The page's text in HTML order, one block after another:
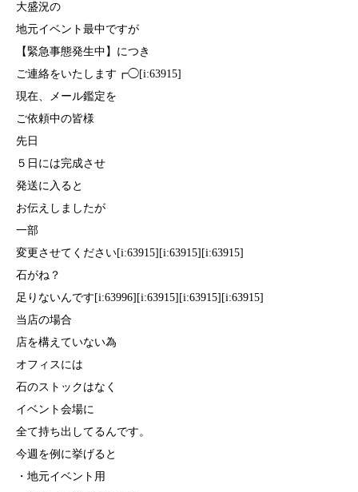
大盛況の
地元イベント最中ですが
【緊急事態発生中】につき
ご連絡をいたします┏◯[i:63915]
現在、メール鑑定を
ご依頼中の皆様
先日
５日には完成させ
発送に入ると
お伝えしましたが
一部
変更させてください[i:63915][i:63915][i:63915]
石がね？
足りないんです[i:63996][i:63915][i:63915][i:63915]
当店の場合
店を構えていない為
オフィスには
石のストックはなく
イベント会場に
全て持ち出してるんです。
今週を例に挙げると
・地元イベント用